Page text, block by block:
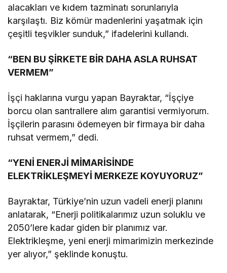
alacakları ve kıdem tazminatı sorunlarıyla
karşılaştı. Biz kömür madenlerini yaşatmak için
çeşitli teşvikler sunduk,” ifadelerini kullandı.
“BEN BU ŞİRKETE BİR DAHA ASLA RUHSAT
VERMEM”
İşçi haklarına vurgu yapan Bayraktar, “İşçiye
borcu olan santrallere alım garantisi vermiyorum.
İşçilerin parasını ödemeyen bir firmaya bir daha
ruhsat vermem,” dedi.
“YENİ ENERJİ MİMARİSİNDE
ELEKTRİKLEŞMEYİ MERKEZE KOYUYORUZ”
Bayraktar, Türkiye’nin uzun vadeli enerji planını
anlatarak, “Enerji politikalarımız uzun soluklu ve
2050’lere kadar giden bir planımız var.
Elektrikleşme, yeni enerji mimarimizin merkezinde
yer alıyor,” şeklinde konuştu.